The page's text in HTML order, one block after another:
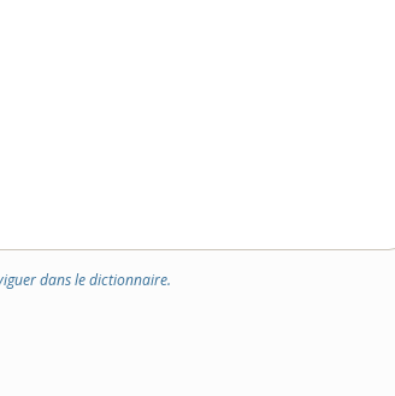
dans le dictionnaire.